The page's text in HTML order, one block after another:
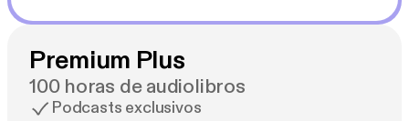
Premium Plus
100 horas de audiolibros
Podcasts exclusivos